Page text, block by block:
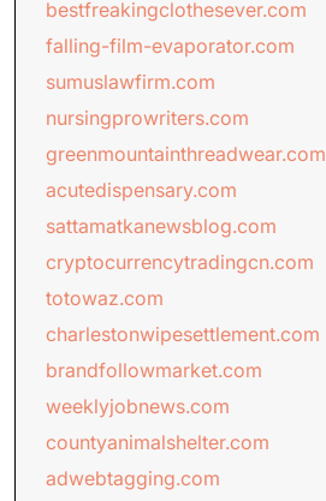
bestfreakingclothesever.com
falling-film-evaporator.com
sumuslawfirm.com
nursingprowriters.com
greenmountainthreadwear.com
acutedispensary.com
sattamatkanewsblog.com
cryptocurrencytradingcn.com
totowaz.com
charlestonwipesettlement.com
brandfollowmarket.com
weeklyjobnews.com
countyanimalshelter.com
adwebtagging.com